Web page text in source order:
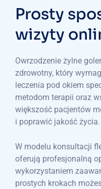
Prosty
wizyty
Owrzodzenie żylne
zdrowotny, który
leczenia pod okiem
metodom terapii oraz
większość pacjentów
i poprawić jakość życia.
W modelu konsultacji
oferują profesjonalną
wykorzystaniem
prostych krokach